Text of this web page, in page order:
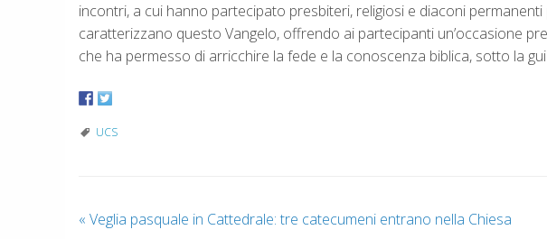
incontri, a cui hanno partecipato presbiteri, religiosi e diaconi
caratterizzano questo Vangelo, offrendo ai partecipanti un’occasione
che ha permesso di arricchire la fede e la conoscenza biblica, sotto la
UCS
« Veglia pasquale in Cattedrale: tre catecumeni entrano nella Chiesa